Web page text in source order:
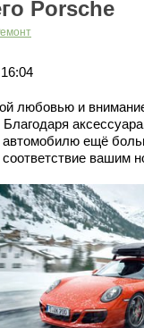
Porsche
любовью и
Благодаря
автомобилю ещё
соответствие вашим